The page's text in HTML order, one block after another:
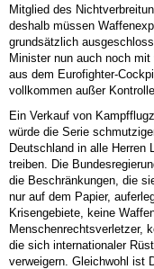
Mitglied des
deshalb müssen
grundsätzlich
Minister nun auch noch
aus dem Eurofighter-
vollkommen außer
Ein Verkauf von
würde die Serie
Deutschland in alle Herren
treiben. Die
die Beschränkungen, die
nur auf dem Papier,
Krisengebiete, keine
Menschenrechtsverletzer,
die sich internationaler
verweigern. Gleichwohl ist